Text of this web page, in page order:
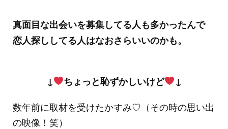
真面目な出会いを募集してる人も多かったんで
恋人探ししてる人はなおさらいいのかも。
↓ ちょっと恥ずかしいけど
↓
数年前に取材を受けたかすみ♡（その時の思い出
の映像！笑）